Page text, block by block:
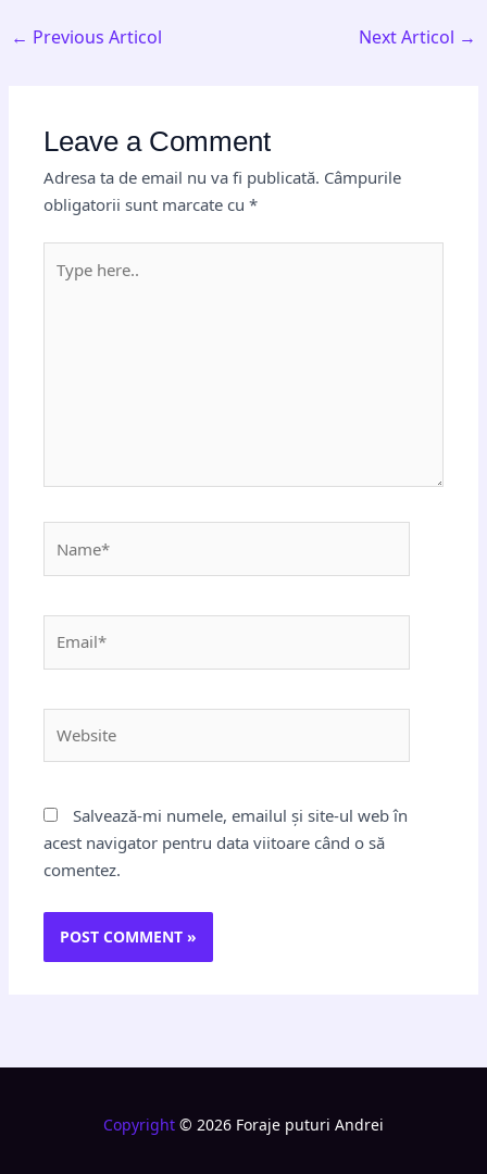
← Previous Articol Next Articol →
Leave a Comment
Adresa ta de email nu va fi publicată. Câmpurile
obligatorii sunt marcate cu*
here..
Salvează-mi numele, emailul și site-ul web în
acest navigator pentru data viitoare când o să
comentez.
Copyright © 2026 Foraje puturi Andrei